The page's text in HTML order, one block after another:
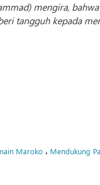
mengira,
tangguh kepada
Maroko ، Mendukung